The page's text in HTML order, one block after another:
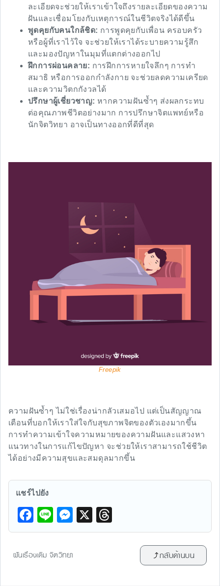
ละเอียดจะช่วยให้เราเข้าใจถึงรายละเอียดของความ
ฝันและเชื่อมโยงกับเหตุการณ์ในชีวิตจริงได้ดีขึ้น
พูดคุยกับคนใกล้ชิด: การพูดคุยกับเพื่อน ครอบครัว
หรือผู้ที่เราไว้ใจ จะช่วยให้เราได้ระบายความรู้สึก
และมองปัญหาในมุมที่แตกต่างออกไป
ฝึกการผ่อนคลาย: การฝึกการหายใจลึกๆ การทำ
สมาธิ หรือการออกกำลังกาย จะช่วยลดความเครียด
และความวิตกกังวลได้
ปรึกษาผู้เชี่ยวชาญ: หากความฝันซ้ำๆ ส่งผลกระทบ
ต่อคุณภาพชีวิตอย่างมาก การปรึกษาจิตแพทย์หรือ
นักจิตวิทยา อาจเป็นทางออกที่ดีที่สุด
Freepik
ความฝันซ้ำๆ ไม่ใช่เรื่องน่ากลัวเสมอไป แต่เป็นสัญญาณ
เตือนที่บอกให้เราใส่ใจกับสุขภาพจิตของตัวเองมากขึ้น
การทำความเข้าใจความหมายของความฝันและแสวงหา
แนวทางในการแก้ไขปัญหา จะช่วยให้เราสามารถใช้ชีวิต
ได้อย่างมีความสุขและสมดุลมากขึ้น
แชร์ไปยัง
F
a
e
Li
n
M
e
X
hr
ฝันเรื่องเดิม จิตวิทยา กลับด้านบน